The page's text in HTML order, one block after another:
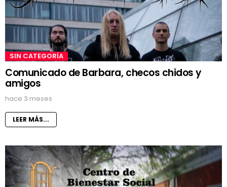
SIN CATEGORÍA
Comunicado de Barbara, checos chidos y
amigos
hace 3 meses
LEER MÁS...